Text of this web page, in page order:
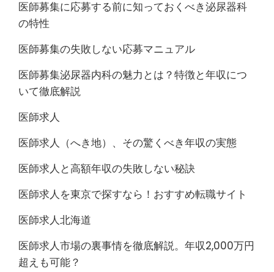
医師募集に応募する前に知っておくべき泌尿器科
の特性
医師募集の失敗しない応募マニュアル
医師募集泌尿器内科の魅力とは？特徴と年収につ
いて徹底解説
医師求人
医師求人（へき地）、その驚くべき年収の実態
医師求人と高額年収の失敗しない秘訣
医師求人を東京で探すなら！おすすめ転職サイト
医師求人北海道
医師求人市場の裏事情を徹底解説。年収2,000万円
超えも可能？